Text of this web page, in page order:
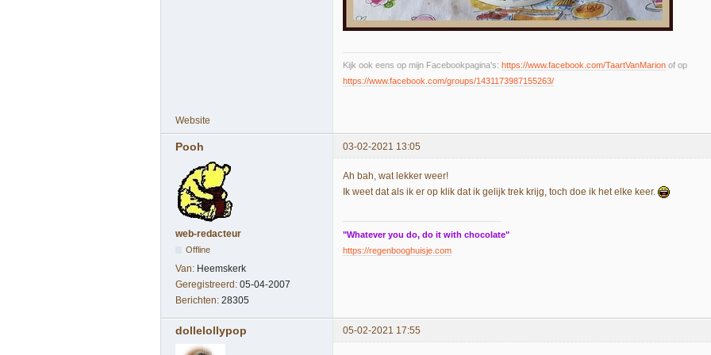
Kijk ook eens op mijn Facebookpagina's: https://www.facebook.com/TaartVanMarion of op
https://www.facebook.com/groups/1431173987155263/
Website
Pooh 03-02-2021 13:05
web-redacteur
Offline
Van: Heemskerk
Geregistreerd: 05-04-2007
Berichten: 28305
Ah bah, wat lekker weer!
Ik weet dat als ik er op klik dat ik gelijk trek krijg, toch doe ik het elke keer.
"Whatever you do, do it with chocolate"
https://regenbooghuisje.com
dollelollypop 05-02-2021 17:55